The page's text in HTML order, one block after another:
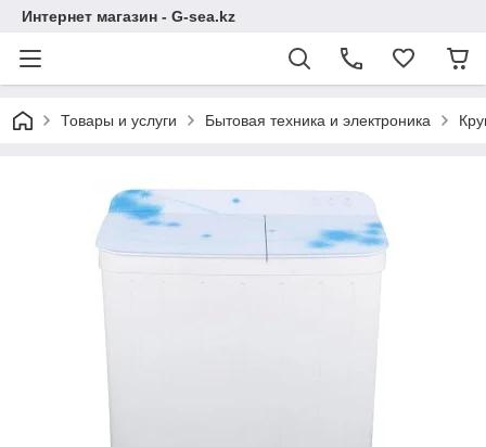
Интернет магазин - G-sea.kz
Товары и услуги Бытовая техника и электроника